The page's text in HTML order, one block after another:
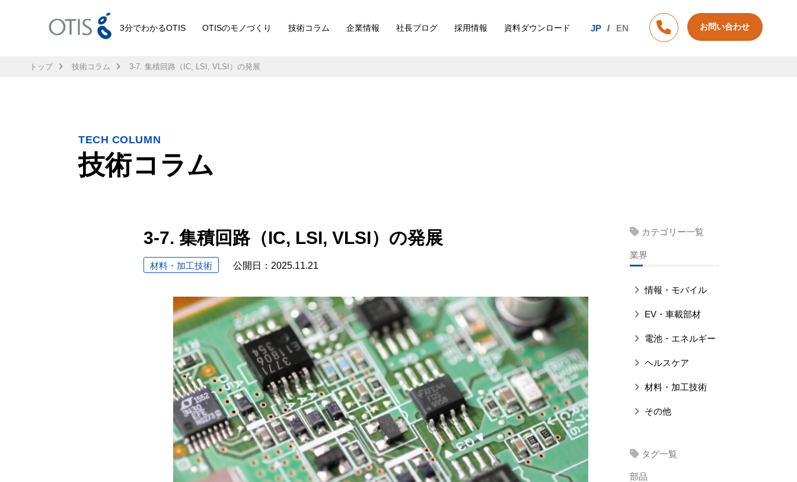
3分でわかるOTIS OTISのモノづくり 技術コラム 企業情報 社長ブログ 採用情報 資料ダウンロード JP EN お問い合わせ
トップ 技術コラム 3-7. 集積回路（IC, LSI, VLSI）の発展
TECH COLUMN
技術コラム
3-7. 集積回路（IC, LSI, VLSI）の発展
材料・加工技術 公開日： 2025.11.21
カテゴリー一覧
業界
情報・モバイル
EV・車載部材
電池・エネルギー
ヘルスケア
材料・加工技術
その他
タグ一覧
部品